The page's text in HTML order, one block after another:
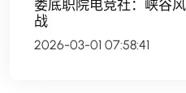
娄底职院电竞社：峡谷
战
2026-03-01 07:58:41